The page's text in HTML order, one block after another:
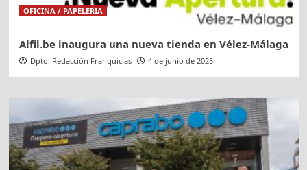
OFICINA / PAPELERIA
Alfil.be inaugura una nueva tienda en Vélez-Málaga
Dpto. Redacción Franquicias 4 de junio de 2025